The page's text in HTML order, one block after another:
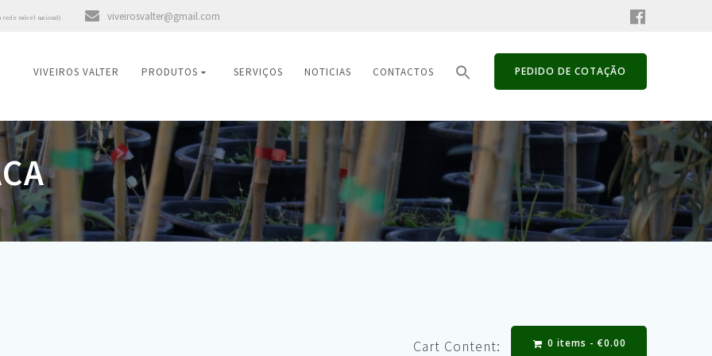
a rede móvel nacional) viveirosvalter@gmail.com
VIVEIROS VALTER PRODUTOS SERVIÇOS NOTICIAS CONTACTOS PEDIDO DE COTAÇÃO
Cart Content: 0 items - €0.00